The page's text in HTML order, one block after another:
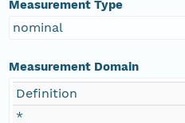
Measurement Type
nominal
Measurement Domain
Definition
*